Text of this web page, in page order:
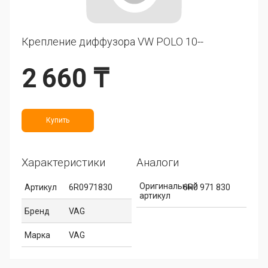
Крепление диффузора VW POLO 10--
2 660 ₸
Купить
Характеристики
Артикул 6R0971830
Бренд VAG
Марка VAG
Аналоги
Оригинальный
артикул
6R0 971 830